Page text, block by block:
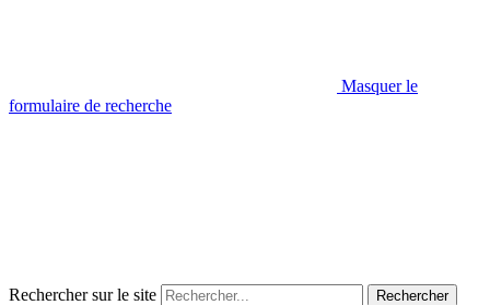
Masquer le
formulaire de recherche
Rechercher sur le site Rechercher